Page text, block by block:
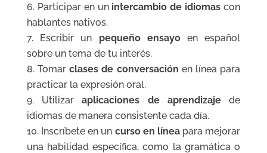
Participar en un intercambio de idiomas con
hablantes nativos.
Escribir un pequeño ensayoen español
sobre un tema de tu interés.
Tomarclases de conversación en línea para
practicar la expresión oral.
Utilizaraplicaciones de aprendizajede
idiomas de manera consistente cada día.
Inscríbete en un curso en líneapara mejorar
una habilidad específica, como la gramática o